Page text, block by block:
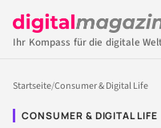
Ihr Kompass für die digitale
Startseite/Consumer & Digital Life
CONSUMER & DIGITAL LIFE